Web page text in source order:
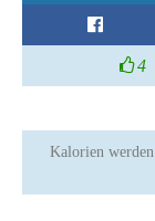
4
Kalorien